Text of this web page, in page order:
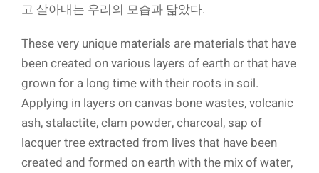
고 살아내는 우리의 모습과 닮았다.
These very unique materials are materials that have
been created on various layers of earth or that have
grown for a long time with their roots in soil.
Applying in layers on canvas bone wastes, volcanic
ash, stalactite, clam powder, charcoal, sap of
lacquer tree extracted from lives that have been
created and formed on earth with the mix of water,